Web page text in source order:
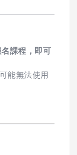
課程，即可
能無法使用